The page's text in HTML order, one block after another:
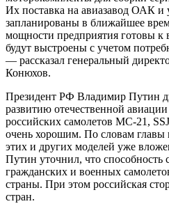
Их поставка на авиазавод ОАК и
запланированы в ближайшее
мощности предприятия готовы к
будут выстроены с учетом
— рассказал генеральный
Конюхов.
Президент РФ Владимир Путин
развитию отечественной
российских самолетов МС-21,
очень хорошим. По словам главы
этих и других моделей уже
Путин уточнил, что способность
гражданских и военных
страны. При этом российская
стран.